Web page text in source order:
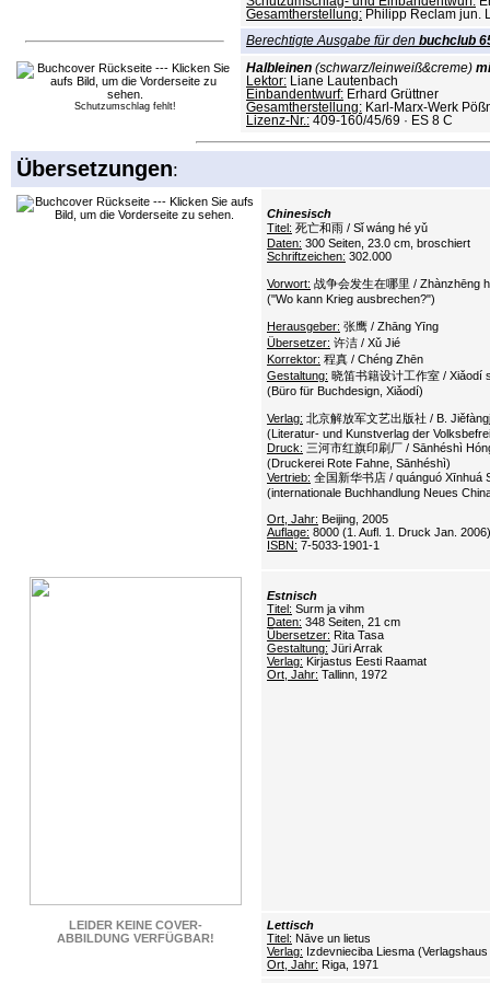
Gesamtherstellung: Philipp Reclam jun.
Berechtigte Ausgabe für den buchclub
Schutzumschlag fehlt!
Halbleinen (schwarz/leinweiß&creme)
Lektor: Liane Lautenbach
Einbandentwurf: Erhard Grüttner
Gesamtherstellung: Karl-Marx-Werk
Lizenz-Nr.: 409-160/45/69 · ES 8 C
Übersetzungen:
Chinesisch
Titel: 死亡和雨 / Sǐ wáng hé yǔ
Daten: 300 Seiten, 23.0 cm, broschiert
Schriftzeichen: 302.000
Vorwort: 战争会发生在哪里 / Zhànzhēng
("Wo kann Krieg ausbrechen?")
Herausgeber: 张鹰 / Zhāng Yīng
Übersetzer: 许洁 / Xǔ Jié
Korrektor: 程真 / Chéng Zhēn
Gestaltung: 晓笛书籍设计工作室 / Xiǎodí
(Büro für Buchdesign, Xiǎodí)
Verlag: 北京解放军文艺出版社 / B.
(Literatur- und Kunstverlag der
Druck: 三河市红旗印刷厂 / Sānhéshì
(Druckerei Rote Fahne, Sānhéshì)
Vertrieb: 全国新华书店 / quánguó Xīnhuá
(internationale Buchhandlung Neues
Ort, Jahr: Beijing, 2005
Auflage: 8000 (1. Aufl. 1. Druck Jan. 2006)
ISBN: 7-5033-1901-1
Estnisch
Titel: Surm ja vihm
Daten: 348 Seiten, 21 cm
Übersetzer: Rita Tasa
Gestaltung: Jüri Arrak
Verlag: Kirjastus Eesti Raamat
Ort, Jahr: Tallinn, 1972
LEIDER KEINE COVER-
ABBILDUNG VERFÜGBAR!
Lettisch
Titel: Nāve un lietus
Verlag: Izdevnieciba Liesma
Ort, Jahr: Riga, 1971